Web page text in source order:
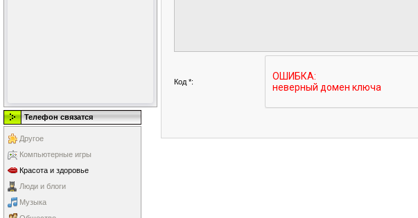
Телефон связатся
Другое
Компьютерные игры
Красота и здоровье
Люди и блоги
Музыка
Код *: